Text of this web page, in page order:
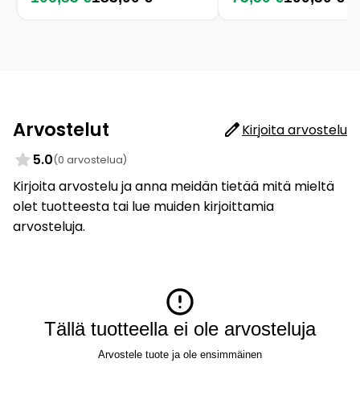
Arvostelut
Kirjoita arvostelu
5.0(0 arvostelua)
Kirjoita arvostelu ja anna meidän tietää mitä mieltä
olet tuotteesta tai lue muiden kirjoittamia
arvosteluja.
Tällä tuotteella ei ole arvosteluja
Arvostele tuote ja ole ensimmäinen